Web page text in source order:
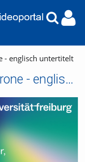
- englisch untertitelt
Christiane Werner - Ecotrone - englisch untertitelt